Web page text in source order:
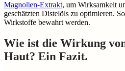
Magnolien-Extrakt, um Wirksamkeit
geschätzten Distelöls zu optimieren.
Wirkstoffe bewahrt werden.
Wie ist die Wirkung
Haut? Ein Fazit.